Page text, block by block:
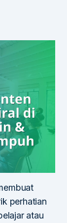
perhatian
atau